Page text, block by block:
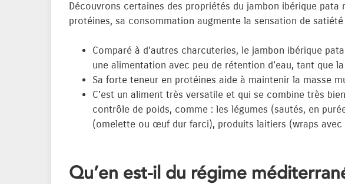
Découvrons certaines des propriétés du jambon ibérique
protéines, sa consommation augmente la sensation de
Comparé à d’autres charcuteries, le jambon ibérique
une alimentation avec peu de rétention d’eau, tant que
Sa forte teneur en protéines aide à maintenir la masse
C’est un aliment très versatile et qui se combine très
contrôle de poids, comme : les légumes (sautés, en
(omelette ou œuf dur farci), produits laitiers (wraps
Qu’en est-il du régime